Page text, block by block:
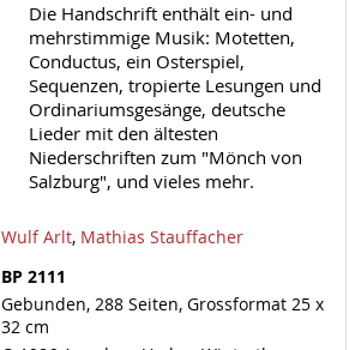
Die Handschrift enthält ein- und
mehrstimmige Musik: Motetten,
Conductus, ein Osterspiel,
Sequenzen, tropierte Lesungen und
Ordinariumsgesänge, deutsche
Lieder mit den ältesten
Niederschriften zum "Mönch von
Salzburg", und vieles mehr.
Wulf Arlt, Mathias Stauffacher
BP 2111
Gebunden, 288 Seiten, Grossformat 25 x
32 cm